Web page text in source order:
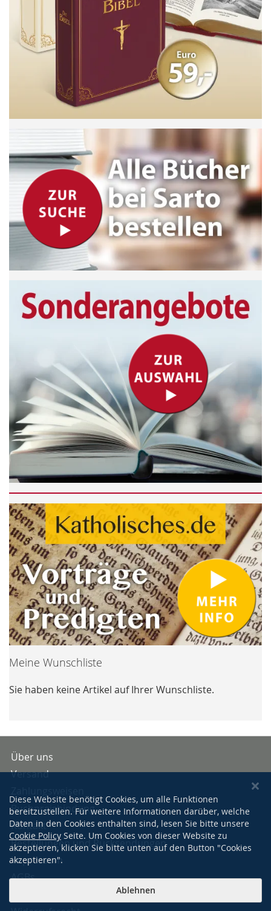
Meine Wunschliste
Sie haben keine Artikel auf Ihrer Wunschliste.
Über uns
Versand
Buchpreisbindung
Kontakt
Bestellungen und Rücksendungen
Impressum
AGBs
Diese Website benötigt Cookies, um alle Funktionen
bereitzustellen. Für weitere Informationen darüber, welche
Daten in den Cookies enthalten sind, lesen Sie bitte unsere
Cookie Policy Seite. Um Cookies von dieser Website zu
akzeptieren, klicken Sie bitte unten auf den Button "Cookies
akzeptieren".
Ablehnen